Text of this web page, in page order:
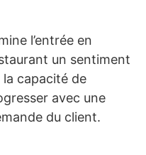
l’entrée en
un sentiment
capacité de
avec une
du client.